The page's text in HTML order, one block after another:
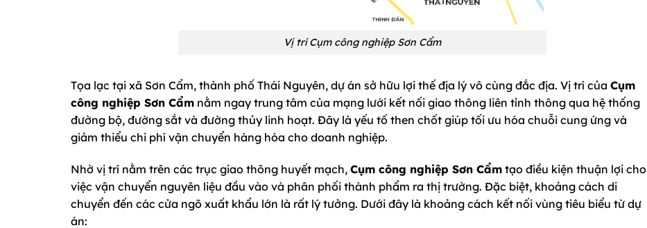
Vị trí Cụm công nghiệp Sơn Cẩm
Tọa lạc tại xã Sơn Cẩm, thành phố Thái Nguyên, dự án sở hữu lợi thế địa lý vô cùng đắc địa. Vị trí của Cụm
công nghiệp Sơn Cẩm nằm ngay trung tâm của mạng lưới kết nối giao thông liên tỉnh thông qua hệ thống
đường bộ, đường sắt và đường thủy linh hoạt. Đây là yếu tố then chốt giúp tối ưu hóa chuỗi cung ứng và
giảm thiểu chi phí vận chuyển hàng hóa cho doanh nghiệp.
Nhờ vị trí nằm trên các trục giao thông huyết mạch, Cụm công nghiệp Sơn Cẩm tạo điều kiện thuận lợi cho
việc vận chuyển nguyên liệu đầu vào và phân phối thành phẩm ra thị trường. Đặc biệt, khoảng cách di
chuyển đến các cửa ngõ xuất khẩu lớn là rất lý tưởng. Dưới đây là khoảng cách kết nối vùng tiêu biểu từ dự
án: